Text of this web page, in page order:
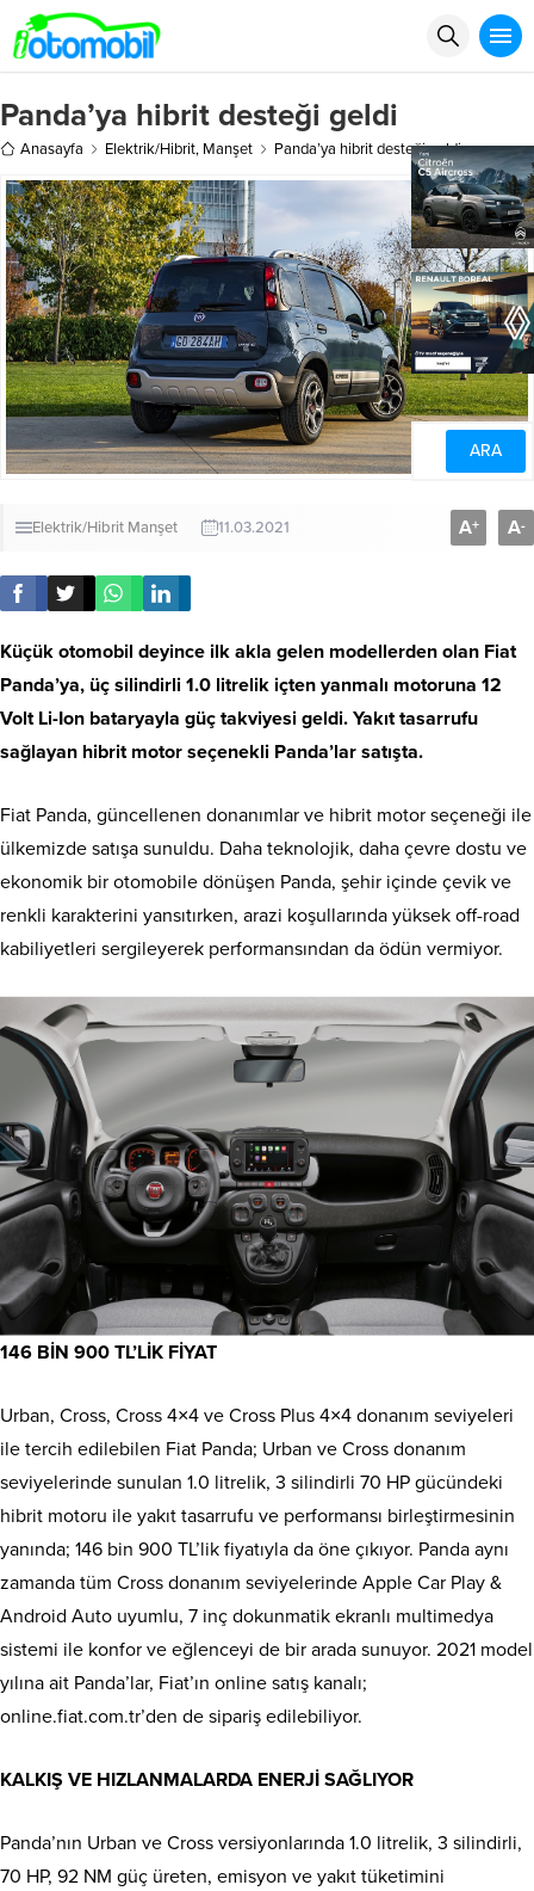
Panda’ya hibrit desteği geldi
Anasayfa Elektrik/Hibrit, Manşet Panda’ya hibrit desteği geldi
Elektrik/Hibrit Manşet 11.03.2021 A+ A-
Küçük otomobil deyince ilk akla gelen modellerden olan Fiat
Panda’ya, üç silindirli 1.0 litrelik içten yanmalı motoruna 12
Volt Li-Ion bataryayla güç takviyesi geldi. Yakıt tasarrufu
sağlayan hibrit motor seçenekli Panda’lar satışta.
Fiat Panda, güncellenen donanımlar ve hibrit motor seçeneği ile
ülkemizde satışa sunuldu. Daha teknolojik, daha çevre dostu ve
ekonomik bir otomobile dönüşen Panda, şehir içinde çevik ve
renkli karakterini yansıtırken, arazi koşullarında yüksek off-road
kabiliyetleri sergileyerek performansından da ödün vermiyor.
146 BİN 900 TL’LİK FİYAT
Urban, Cross, Cross 4×4 ve Cross Plus 4×4 donanım seviyeleri
ile tercih edilebilen Fiat Panda; Urban ve Cross donanım
seviyelerinde sunulan 1.0 litrelik, 3 silindirli 70 HP gücündeki
hibrit motoru ile yakıt tasarrufu ve performansı birleştirmesinin
yanında; 146 bin 900 TL’lik fiyatıyla da öne çıkıyor. Panda aynı
zamanda tüm Cross donanım seviyelerinde Apple Car Play &
Android Auto uyumlu, 7 inç dokunmatik ekranlı multimedya
sistemi ile konfor ve eğlenceyi de bir arada sunuyor. 2021 model
yılına ait Panda’lar, Fiat’ın online satış kanalı;
online.fiat.com.tr’den de sipariş edilebiliyor.
KALKIŞ VE HIZLANMALARDA ENERJİ SAĞLIYOR
Panda’nın Urban ve Cross versiyonlarında 1.0 litrelik, 3 silindirli,
70 HP, 92 NM güç üreten, emisyon ve yakıt tüketimini